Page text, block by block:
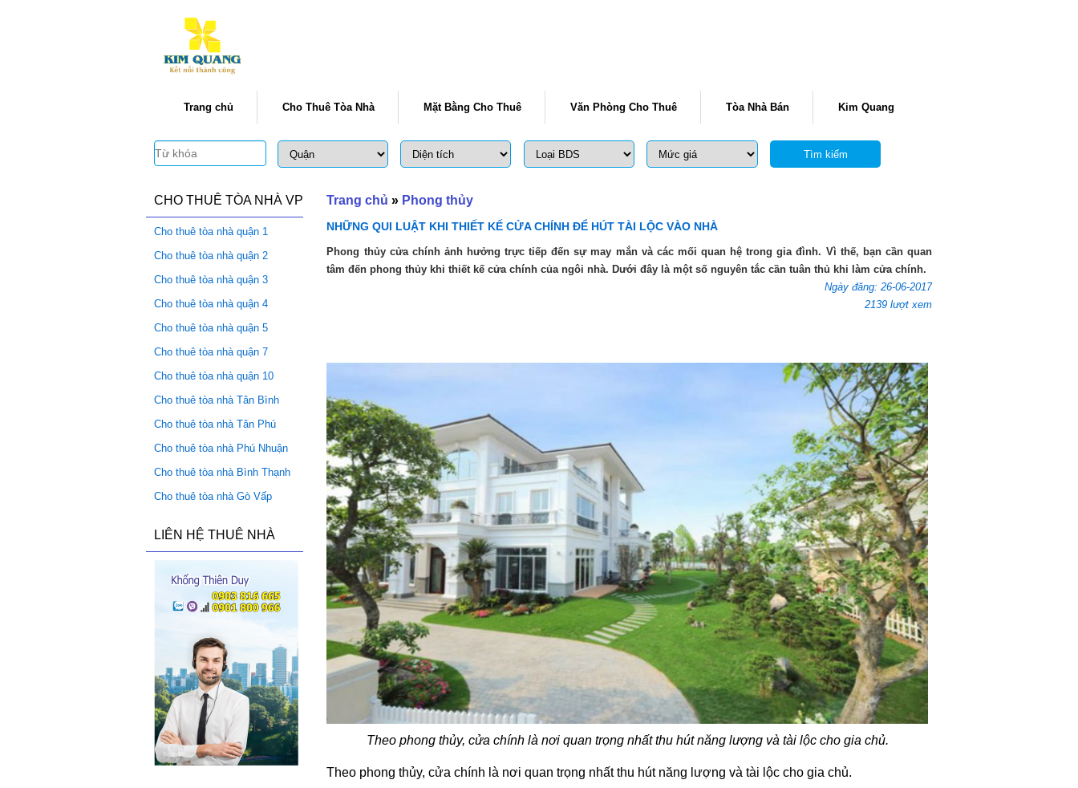
Tìm kiếm
NHỮNG QUI LUẬT KHI THIẾT KẾ CỬA CHÍNH ĐỂ HÚT TÀI LỘC VÀO NHÀ
Phong thủy cửa chính ảnh hưởng trực tiếp đến sự may mắn và các mối quan hệ trong gia đình. Vì thế, bạn cần quan
tâm đến phong thủy khi thiết kế cửa chính của ngôi nhà. Dưới đây là một số nguyên tắc cần tuân thủ khi làm cửa chính.
Ngày đăng: 26-06-2017
2139 lượt xem
Theo phong thủy, cửa chính là nơi quan trọng nhất thu hút năng lượng và tài lộc cho gia chủ.
Theo phong thủy, cửa chính là nơi quan trọng nhất thu hút năng lượng và tài lộc cho gia chủ.
Trang chủ » Phong thủy
CHO THUÊ TÒA NHÀ VP
Cho thuê tòa nhà quận 1
Cho thuê tòa nhà quận 2
Cho thuê tòa nhà quận 3
Cho thuê tòa nhà quận 4
Cho thuê tòa nhà quận 5
Cho thuê tòa nhà quận 7
Cho thuê tòa nhà quận 10
Cho thuê tòa nhà Tân Bình
Cho thuê tòa nhà Tân Phú
Cho thuê tòa nhà Phú Nhuận
Cho thuê tòa nhà Bình Thạnh
Cho thuê tòa nhà Gò Vấp
LIÊN HỆ THUÊ NHÀ
Trang chủ Cho Thuê Tòa Nhà Mặt Bằng Cho Thuê Văn Phòng Cho Thuê Tòa Nhà Bán Kim Quang